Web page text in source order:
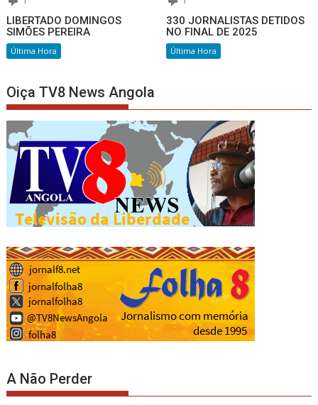
LIBERTADO DOMINGOS
SIMÕES PEREIRA
Última Hora
330 JORNALISTAS DETIDOS
NO FINAL DE 2025
Última Hora
Oiça TV8 News Angola
A Não Perder